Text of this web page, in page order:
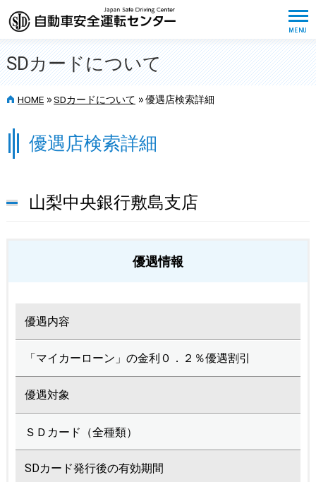
SDカードについて
HOME >> SDカードについて >> 優遇店検索詳細
優遇店検索詳細
山梨中央銀行敷島支店
優遇情報
優遇内容
「マイカーローン」の金利０．２％優遇割引
優遇対象
ＳＤカード（全種類）
SDカード発行後の有効期間